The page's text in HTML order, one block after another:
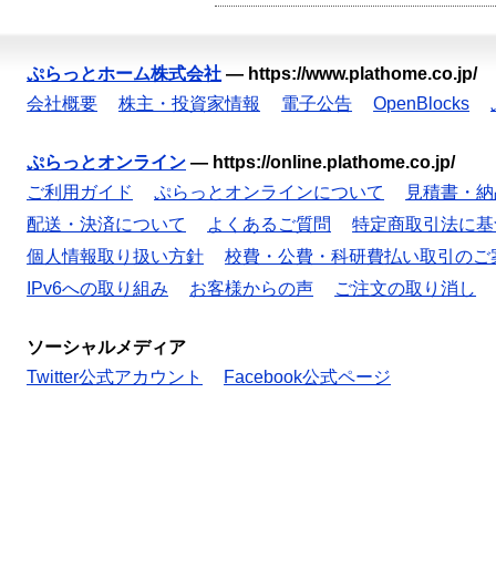
ぷらっとホーム株式会社 — https://www.plathome.co.jp/
会社概要
株主・投資家情報 電子公告 OpenBlocks
ぷらっとオンライン — https://online.plathome.co.jp/
ご利用ガイド
ぷらっとオンラインについて
見積書・
配送・決済について
よくあるご質問
特定商取引法に
個人情報取り扱い方針
校費・公費・科研費払い取引のご
IPv6への取り組み
お客様からの声 ご注文の取り消し
ソーシャルメディア
Twitter公式アカウント
Facebook公式ページ